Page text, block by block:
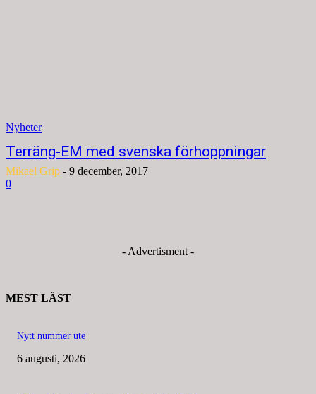
Nyheter
Terräng-EM med svenska förhoppningar
Mikael Grip - 9 december, 2017
0
- Advertisment -
MEST LÄST
Nytt nummer ute
6 augusti, 2026